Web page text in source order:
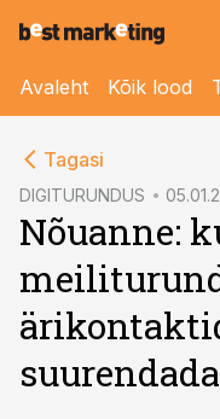
Avaleht Kõik lood
Tagasi
DIGITURUNDUS
Nõuanne: